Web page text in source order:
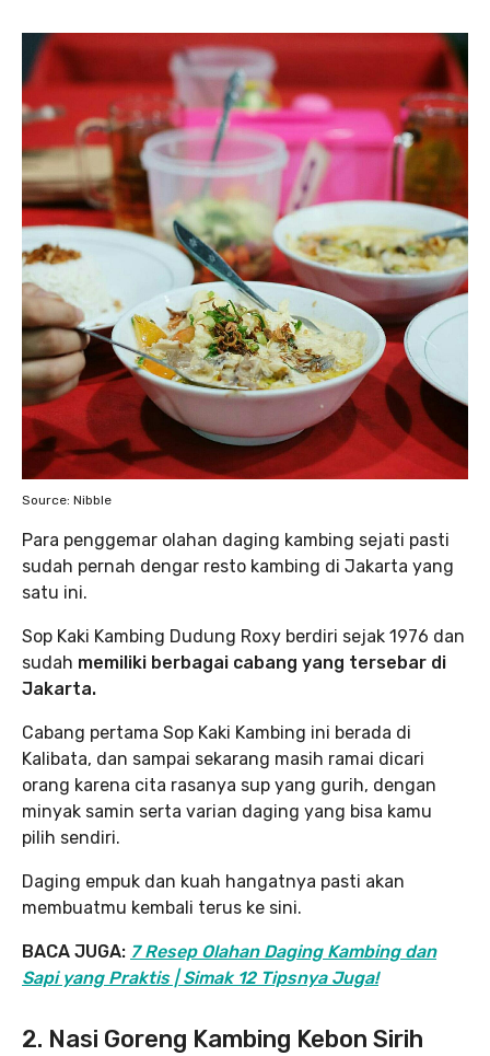
Source: Nibble
Para penggemar olahan daging kambing sejati pasti
sudah pernah dengar resto kambing di Jakarta yang
satu ini.
Sop Kaki Kambing Dudung Roxy berdiri sejak 1976 dan
sudah memiliki berbagai cabang yang tersebar di
Jakarta.
Cabang pertama Sop Kaki Kambing ini berada di
Kalibata, dan sampai sekarang masih ramai dicari
orang karena cita rasanya sup yang gurih, dengan
minyak samin serta varian daging yang bisa kamu
pilih sendiri.
Daging empuk dan kuah hangatnya pasti akan
membuatmu kembali terus ke sini.
BACA JUGA: 7 Resep Olahan Daging Kambing dan
Sapi yang Praktis | Simak 12 Tipsnya Juga!
2. Nasi Goreng Kambing Kebon Sirih